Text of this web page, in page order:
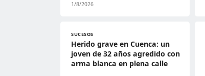
1/8/2026
SUCESOS
Herido grave en Cuenca: un
joven de 32 años agredido con
arma blanca en plena calle